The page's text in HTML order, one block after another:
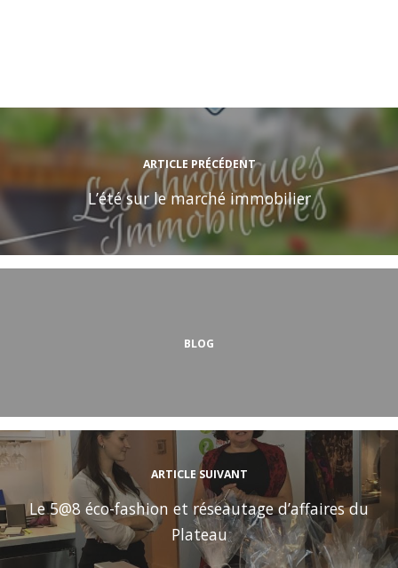
ARTICLE PRÉCÉDENT
L’été sur le marché immobilier
BLOG
ARTICLE SUIVANT
Le 5@8 éco-fashion et réseautage d’affaires du
Plateau